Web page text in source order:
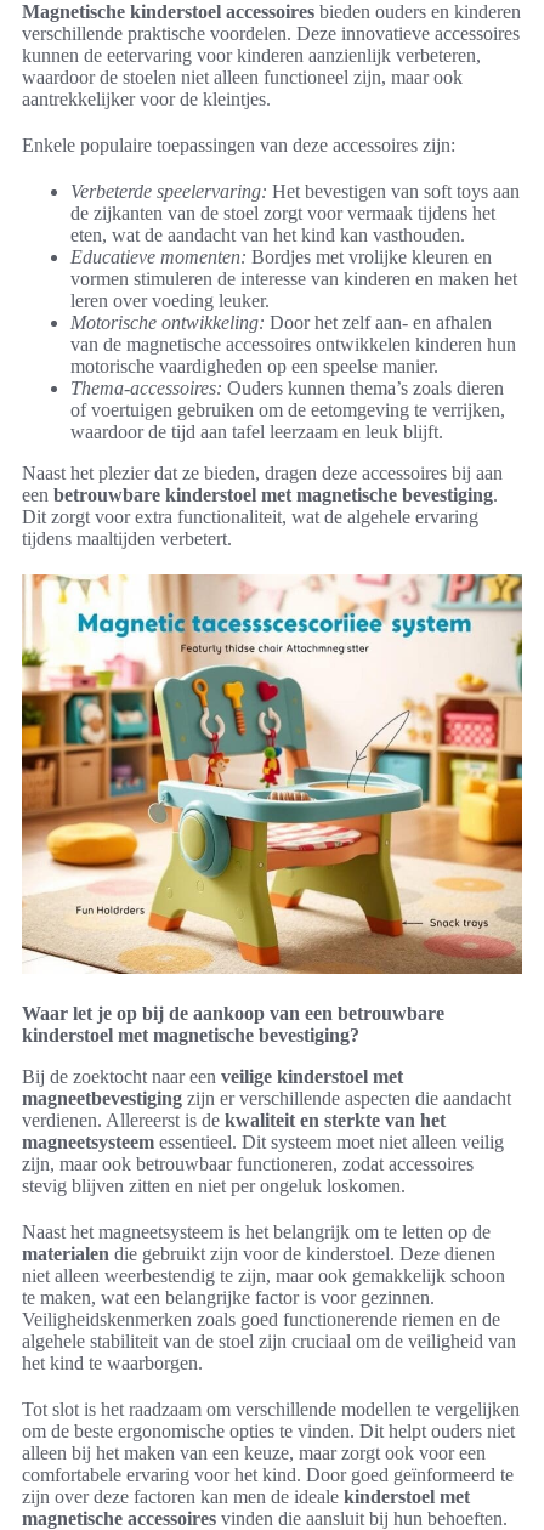
Magnetische kinderstoel accessoires bieden ouders en kinderen
verschillende praktische voordelen. Deze innovatieve accessoires
kunnen de eetervaring voor kinderen aanzienlijk verbeteren,
waardoor de stoelen niet alleen functioneel zijn, maar ook
aantrekkelijker voor de kleintjes.
Enkele populaire toepassingen van deze accessoires zijn:
Verbeterde speelervaring: Het bevestigen van soft toys aan
de zijkanten van de stoel zorgt voor vermaak tijdens het
eten, wat de aandacht van het kind kan vasthouden.
Educatieve momenten: Bordjes met vrolijke kleuren en
vormen stimuleren de interesse van kinderen en maken het
leren over voeding leuker.
Motorische ontwikkeling: Door het zelf aan- en afhalen
van de magnetische accessoires ontwikkelen kinderen hun
motorische vaardigheden op een speelse manier.
Thema-accessoires: Ouders kunnen thema’s zoals dieren
of voertuigen gebruiken om de eetomgeving te verrijken,
waardoor de tijd aan tafel leerzaam en leuk blijft.
Naast het plezier dat ze bieden, dragen deze accessoires bij aan
een betrouwbare kinderstoel met magnetische bevestiging.
Dit zorgt voor extra functionaliteit, wat de algehele ervaring
tijdens maaltijden verbetert.
Waar let je op bij de aankoop van een betrouwbare
kinderstoel met magnetische bevestiging?
Bij de zoektocht naar een veilige kinderstoel met
magneetbevestiging zijn er verschillende aspecten die aandacht
verdienen. Allereerst is de kwaliteit en sterkte van het
magneetsysteem essentieel. Dit systeem moet niet alleen veilig
zijn, maar ook betrouwbaar functioneren, zodat accessoires
stevig blijven zitten en niet per ongeluk loskomen.
Naast het magneetsysteem is het belangrijk om te letten op de
materialen die gebruikt zijn voor de kinderstoel. Deze dienen
niet alleen weerbestendig te zijn, maar ook gemakkelijk schoon
te maken, wat een belangrijke factor is voor gezinnen.
Veiligheidskenmerken zoals goed functionerende riemen en de
algehele stabiliteit van de stoel zijn cruciaal om de veiligheid van
het kind te waarborgen.
Tot slot is het raadzaam om verschillende modellen te vergelijken
om de beste ergonomische opties te vinden. Dit helpt ouders niet
alleen bij het maken van een keuze, maar zorgt ook voor een
comfortabele ervaring voor het kind. Door goed geïnformeerd te
zijn over deze factoren kan men de ideale kinderstoel met
magnetische accessoires vinden die aansluit bij hun behoeften.